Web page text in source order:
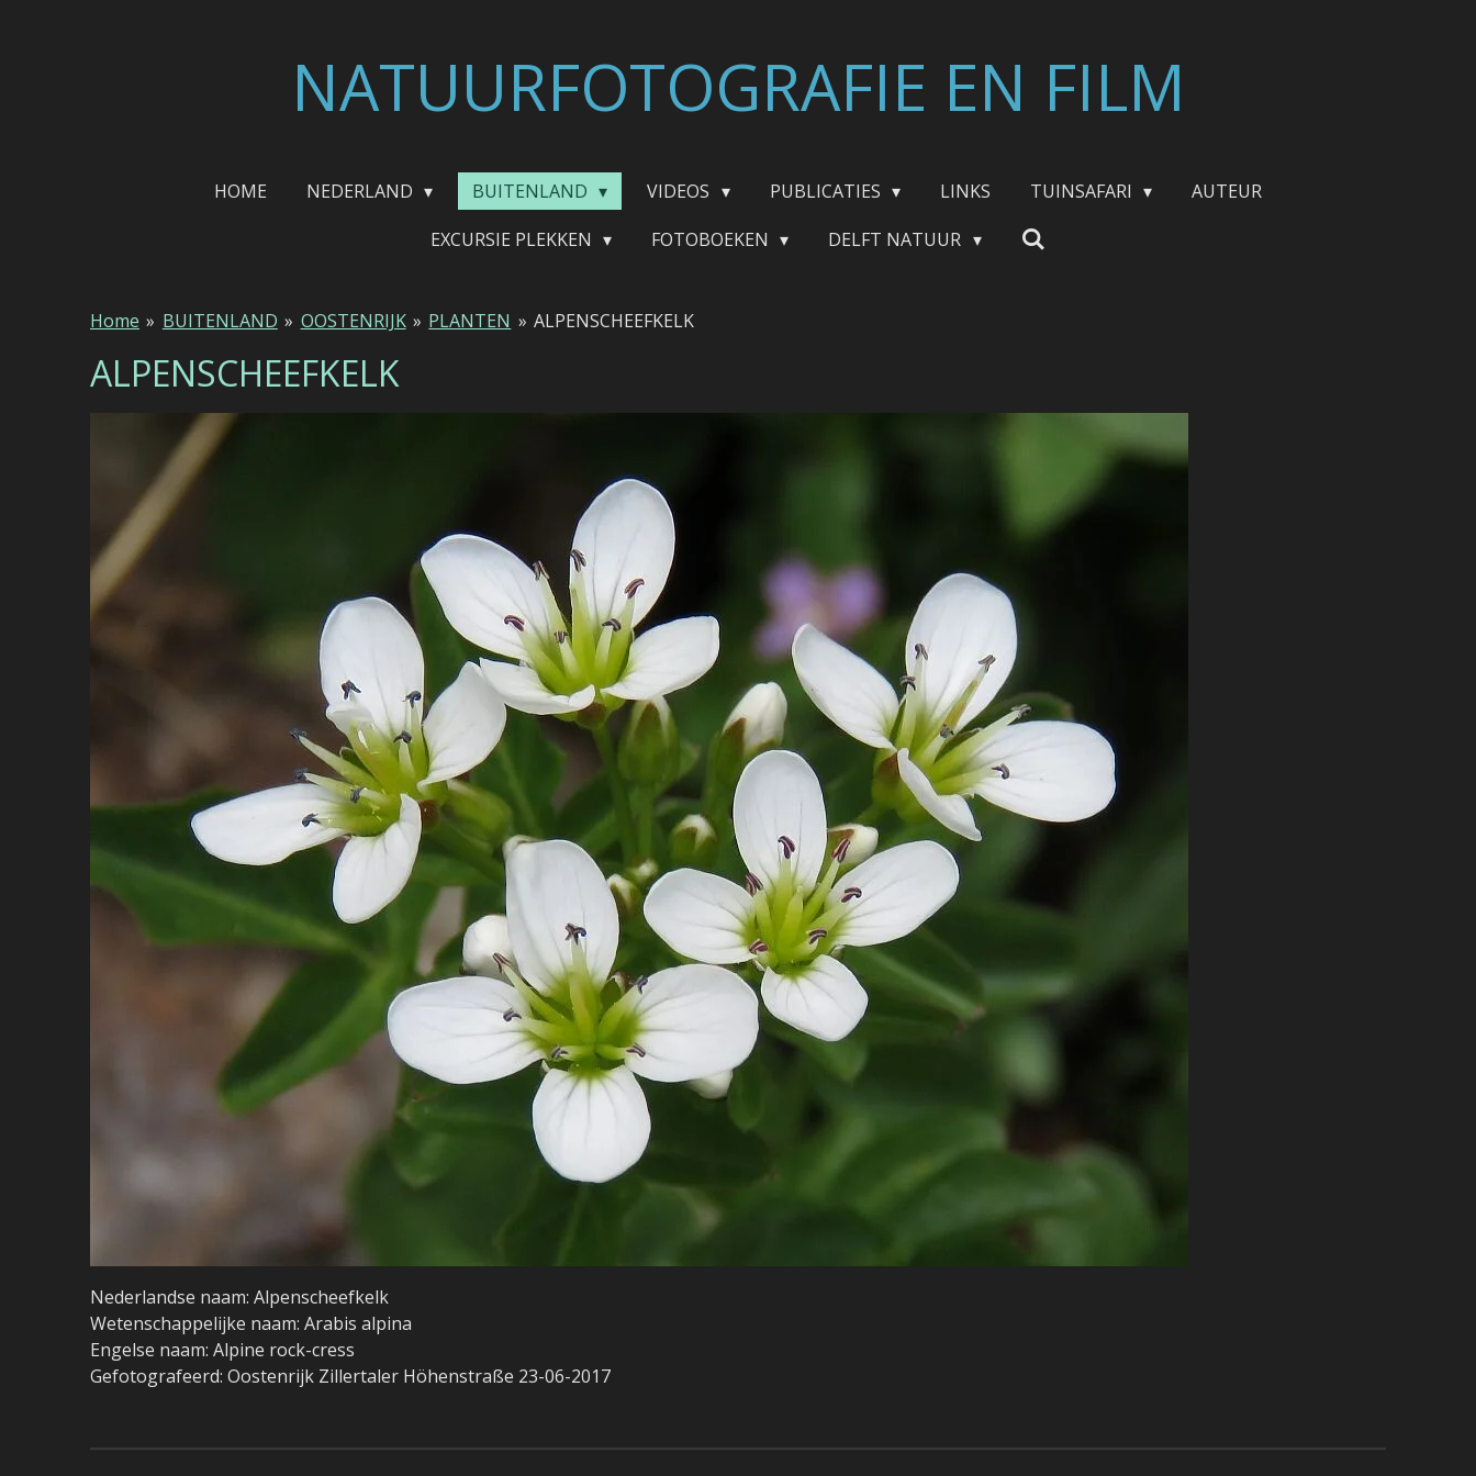
NATUURFOTOGRAFIE EN FILM
HOME NEDERLAND BUITENLAND VIDEOS PUBLICATIES LINKS TUINSAFARI
AUTEUR
EXCURSIE PLEKKEN
FOTOBOEKEN DELFT NATUUR
Home » BUITENLAND » OOSTENRIJK » PLANTEN » ALPENSCHEEFKELK
ALPENSCHEEFKELK
Nederlandse naam: Alpenscheefkelk
Wetenschappelijke naam: Arabis alpina
Engelse naam: Alpine rock-cress
Gefotografeerd: Oostenrijk Zillertaler Höhenstraße 23-06-2017